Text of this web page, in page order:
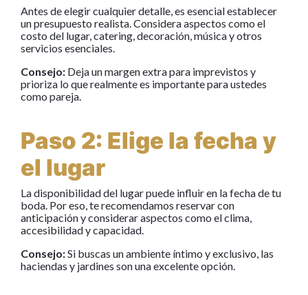
Antes de elegir cualquier detalle, es esencial establecer
un presupuesto realista. Considera aspectos como el
costo del lugar, catering, decoración, música y otros
servicios esenciales.
Consejo: Deja un margen extra para imprevistos y
prioriza lo que realmente es importante para ustedes
como pareja.
Paso 2: Elige la fecha y
el lugar
La disponibilidad del lugar puede influir en la fecha de tu
boda. Por eso, te recomendamos reservar con
anticipación y considerar aspectos como el clima,
accesibilidad y capacidad.
Consejo:Si buscas un ambiente íntimo y exclusivo, las
haciendas y jardines son una excelente opción.